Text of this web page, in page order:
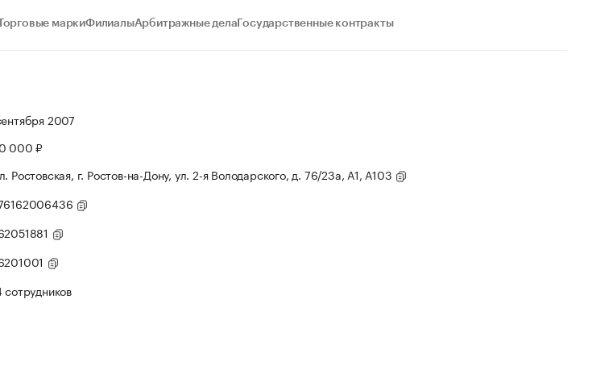
маркиФилиалыАрбитражные дела Государственные контракты
2007
000 ₽
Ростовская, г. Ростов-на-Дону, ул. 2-я Володарского, д. 76/23а, А1, А103
сотрудников